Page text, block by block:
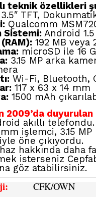
teknik özellikleri
3.5″ TFT,
Qualcomm
Sistemi: Android
192 MB veya
microSD ile 16
3.15 MP arka
Wi-Fi, Bluetooth,
117 x 63 x 14 mm
1500 mAh
2009’da
akıllı
işlemci, 3.15
öne çıkıyordu.
hakkında daha
isterseniz
göz atabilirsiniz.
CFK/OWN